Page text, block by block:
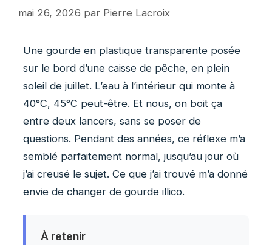
mai 26, 2026 par Pierre Lacroix
Une gourde en plastique transparente posée
sur le bord d’une caisse de pêche, en plein
soleil de juillet. L’eau à l’intérieur qui monte à
40°C, 45°C peut-être. Et nous, on boit ça
entre deux lancers, sans se poser de
questions. Pendant des années, ce réflexe m’a
semblé parfaitement normal, jusqu’au jour où
j’ai creusé le sujet. Ce que j’ai trouvé m’a donné
envie de changer de gourde illico.
À retenir